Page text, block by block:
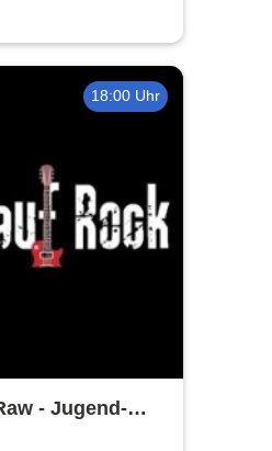
18:00 Uhr
- Jugend-